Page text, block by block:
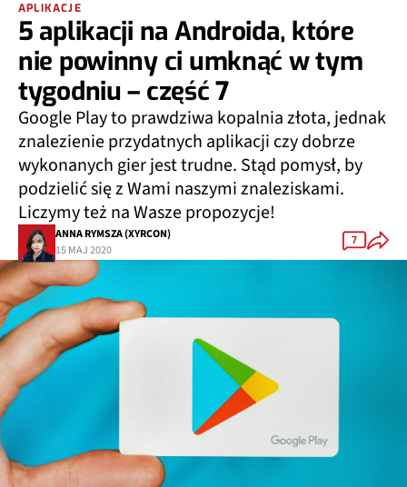
APLIKACJE
5 aplikacji na Androida, które
nie powinny ci umknąć w tym
tygodniu – część 7
Google Play to prawdziwa kopalnia złota, jednak
znalezienie przydatnych aplikacji czy dobrze
wykonanych gier jest trudne. Stąd pomysł, by
podzielić się z Wami naszymi znaleziskami.
Liczymy też na Wasze propozycje!
ANNA RYMSZA (XYRCON)
15 MAJ 2020
7